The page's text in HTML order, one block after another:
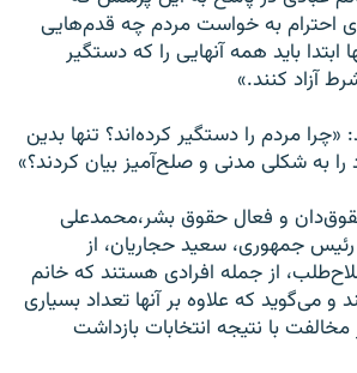
احترام به خواست مردم چه قدم‌هايی
ابتدا بايد همه آنهايی را که دستگير
آزاد کنند.»
«چرا مردم را دستگير کرده‌اند؟ تنها بدين
به شکلی مدنی و صلح‌آميز بيان کردند؟»
و فعال حقوق بشر،محمدعلی
جمهوری، سعيد حجاريان، از
از جمله افرادی هستند که خانم
و می‌گويد که علاوه بر آنها تعداد بسياری
مخالفت با نتيجه انتخابات بازداشت